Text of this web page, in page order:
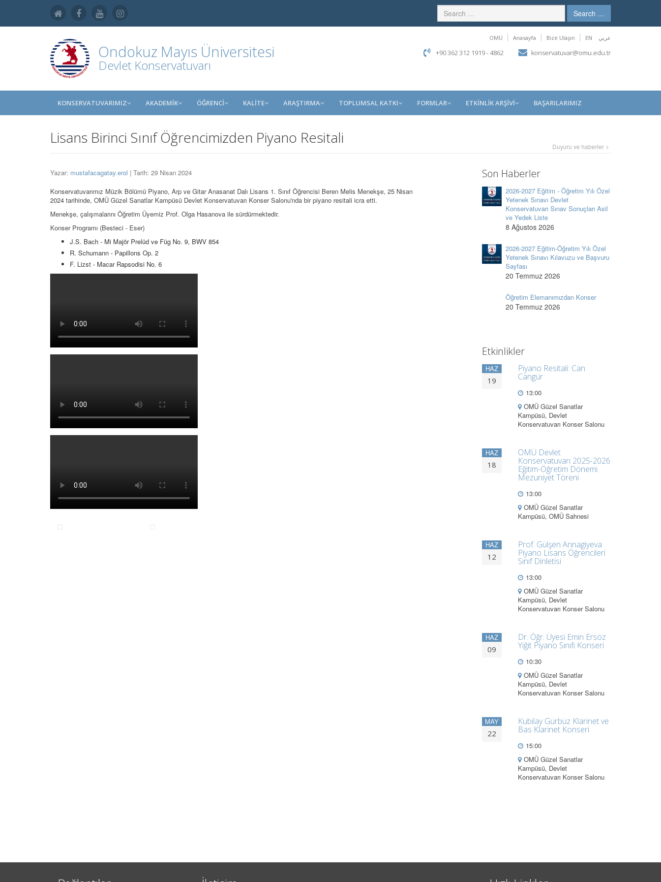
Search …
Ondokuz Mayıs Üniversitesi
Devlet Konservatuvarı
OMÜ Anasayfa Bize Ulaşın EN عربي
+90 362 312 1919 - 4862 konservatuvar@omu.edu.tr
KONSERVATUVARIMIZ AKADEMİK ÖĞRENCİ KALİTE ARAŞTIRMA TOPLUMSAL KATKI FORMLAR ETKİNLİK ARŞİVİ BAŞARILARIMIZ
Lisans Birinci Sınıf Öğrencimizden Piyano Resitali Duyuru ve haberler
Yazar: mustafacagatay.erol | Tarih: 29 Nisan 2024
Konservatuvarımız Müzik Bölümü Piyano, Arp ve Gitar Anasanat Dalı Lisans 1. Sınıf Öğrencisi Beren Melis Menekşe, 25 Nisan
2024 tarihinde, OMÜ Güzel Sanatlar Kampüsü Devlet Konservatuvarı Konser Salonu'nda bir piyano resitali icra etti.
Menekşe, çalışmalarını Öğretim Üyemiz Prof. Olga Hasanova ile sürdürmektedir.
Konser Programı (Besteci - Eser)
J.S. Bach - Mi Majör Prelüd ve Füg No. 9, BWV 854
R. Schumann - Papillons Op. 2
F. Lizst - Macar Rapsodisi No. 6
Son Haberler
2026-2027 Eğitim - Öğretim Yılı Özel
Yetenek Sınavı Devlet
Konservatuvarı Sınav Sonuçları Asil
ve Yedek Liste
8 Ağustos 2026
2026-2027 Eğitim-Öğretim Yılı Özel
Yetenek Sınavı Kılavuzu ve Başvuru
Sayfası
20 Temmuz 2026
Öğretim Elemanımızdan Konser
20 Temmuz 2026
Etkinlikler
HAZ
19
Piyano Resitali: Can
Cangür
13:00
OMÜ Güzel Sanatlar
Kampüsü, Devlet
Konservatuvarı Konser Salonu
HAZ
18
OMÜ Devlet
Konservatuvarı 2025-2026
Eğitim-Öğretim Dönemi
Mezuniyet Töreni
13:00
OMÜ Güzel Sanatlar
Kampüsü, OMÜ Sahnesi
HAZ
12
Prof. Gülşen Annagiyeva
Piyano Lisans Öğrencileri
Sınıf Dinletisi
13:00
OMÜ Güzel Sanatlar
Kampüsü, Devlet
Konservatuvarı Konser Salonu
HAZ
09
Dr. Öğr. Üyesi Emin Ersöz
Yiğit Piyano Sınıfı Konseri
10:30
OMÜ Güzel Sanatlar
Kampüsü, Devlet
Konservatuvarı Konser Salonu
MAY
22
Kubilay Gürbüz Klarinet ve
Bas Klarinet Konseri
15:00
OMÜ Güzel Sanatlar
Kampüsü, Devlet
Konservatuvarı Konser Salonu